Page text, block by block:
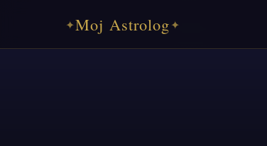
✦Moj Astrolog✦